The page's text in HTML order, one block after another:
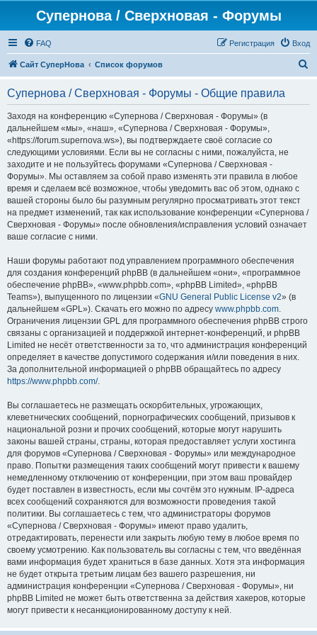
Супернова / Сверхновая - Форумы
FAQ Вход
Регистрация
Сайт СуперНова Список форумов
Супернова / Сверхновая - Форумы - Общие правила
Заходя на конференцию «Супернова / Сверхновая - Форумы» (в
дальнейшем «мы», «наш», «Супернова / Сверхновая - Форумы»,
«https://forum.supernova.ws»), вы подтверждаете своё согласие со
следующими условиями. Если вы не согласны с ними, пожалуйста, не
заходите и не пользуйтесь форумами «Супернова / Сверхновая -
Форумы». Мы оставляем за собой право изменять эти правила в любое
время и сделаем всё возможное, чтобы уведомить вас об этом, однако с
вашей стороны было бы разумным регулярно просматривать этот текст
на предмет изменений, так как использование конференции «Супернова /
Сверхновая - Форумы» после обновления/исправления условий означает
ваше согласие с ними.
Наши форумы работают под управлением программного обеспечения
для создания конференций phpBB (в дальнейшем «они», «программное
обеспечение phpBB», «www.phpbb.com», «phpBB Limited», «phpBB
Teams»), выпущенного по лицензии «GNU General Public License v2» (в
дальнейшем «GPL»). Скачать его можно по адресу www.phpbb.com.
Ограничения лицензии GPL для программного обеспечения phpBB строго
связаны с организацией и поддержкой интернет-конференций, и phpBB
Limited не несёт ответственности за то, что администрация конференций
определяет в качестве допустимого содержания и/или поведения в них.
За дополнительной информацией о phpBB обращайтесь по адресу
https://www.phpbb.com/.
Вы соглашаетесь не размещать оскорбительных, угрожающих,
клеветнических сообщений, порнографических сообщений, призывов к
национальной розни и прочих сообщений, которые могут нарушить
законы вашей страны, страны, которая предоставляет услуги хостинга
для форумов «Супернова / Сверхновая - Форумы» или международное
право. Попытки размещения таких сообщений могут привести к вашему
немедленному отключению от конференции, при этом ваш провайдер
будет поставлен в известность, если мы сочтём это нужным. IP-адреса
всех сообщений сохраняются для возможности проведения такой
политики. Вы соглашаетесь с тем, что администраторы форумов
«Супернова / Сверхновая - Форумы» имеют право удалить,
отредактировать, перенести или закрыть любую тему в любое время по
своему усмотрению. Как пользователь вы согласны с тем, что введённая
вами информация будет храниться в базе данных. Хотя эта информация
не будет открыта третьим лицам без вашего разрешения, ни
администрация конференции «Супернова / Сверхновая - Форумы», ни
phpBB Limited не может быть ответственна за действия хакеров, которые
могут привести к несанкционированному доступу к ней.